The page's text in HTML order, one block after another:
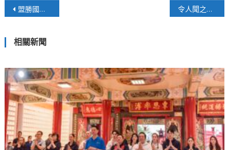
文
導
覽
盟勝國際聯網以尖端生技 共築「公益即品牌」直銷新生態 令人聞之色變的胰臟癌 該如何檢測及預防？
相關新聞